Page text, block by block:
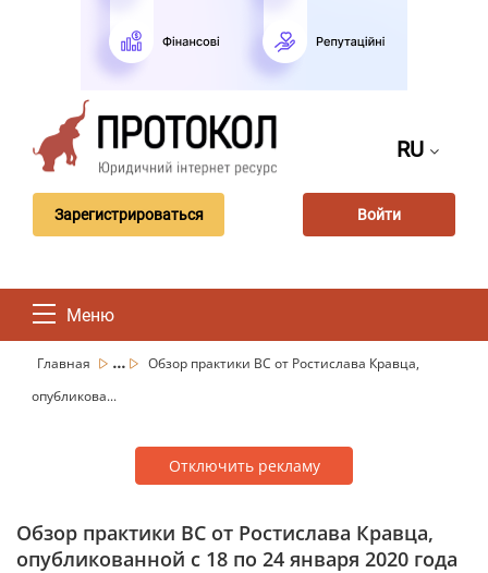
RU
Зарегистрироваться Войти
Меню
Главная ...
Обзор практики ВС от Ростислава Кравца,
опубликова...
Отключить рекламу
Обзор практики ВС от Ростислава Кравца,
опубликованной с 18 по 24 января 2020 года